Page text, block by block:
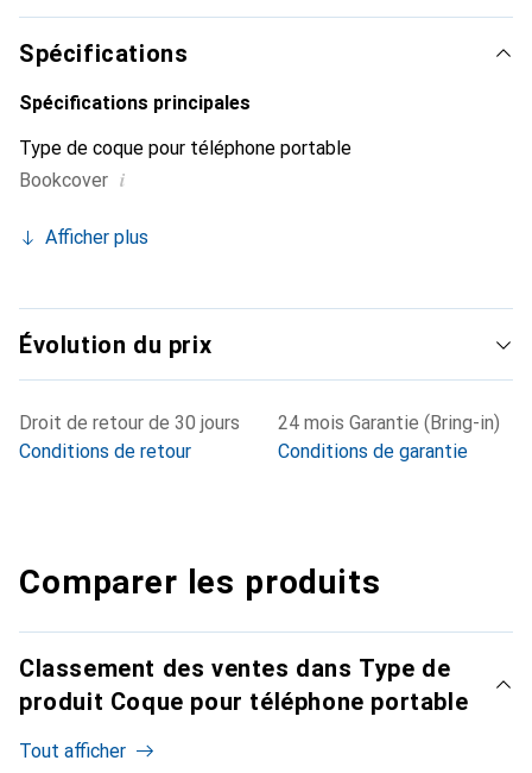
choix pour le client exigeant.
Spécifications
Spécifications principales
Type de coque pour téléphone portable
Bookcover i
Afficher plus
Évolution du prix
Droit de retour de 30 jours
Conditions de retour
24 mois Garantie (Bring-in)
Conditions de garantie
Comparer les produits
Classement des ventes dans Type de
produit Coque pour téléphone portable
Tout afficher